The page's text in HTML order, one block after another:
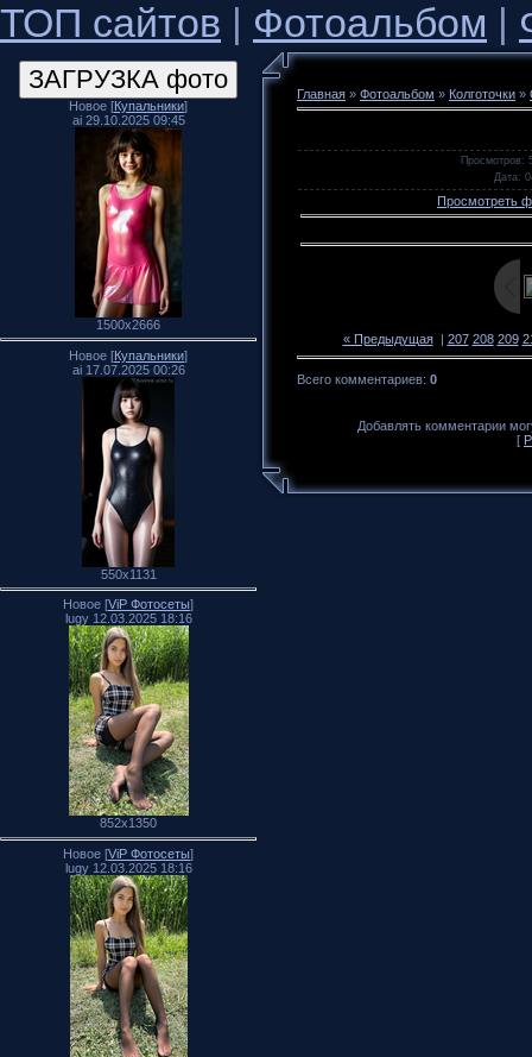
ТОП сайтов | Фотоальбом |
Новое [Купальники]
ai 29.10.2025 09:45
1500x2666
Новое [Купальники]
ai 17.07.2025 00:26
550x1131
Новое [ViP Фотосеты]
lugy 12.03.2025 18:16
852x1350
Новое [ViP Фотосеты]
lugy 12.03.2025 18:16
Главная » Фотоальбом » Колготочки »
Просмотров:
Дата:
Просмотреть
« Предыдущая| 207 208 209
Всего комментариев: 0
Добавлять комментарии
[